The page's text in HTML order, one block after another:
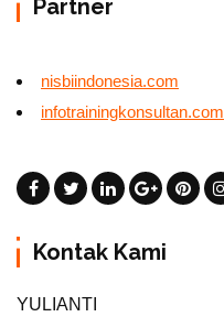
Partner
nisbiindonesia.com
infotrainingkonsultan.com
Kontak Kami
YULIANTI